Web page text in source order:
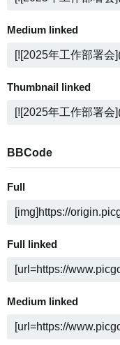
Medium linked
Thumbnail linked
BBCode
Full
Full linked
Medium linked